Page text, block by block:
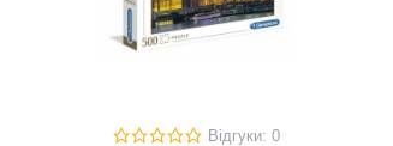
Відгуки: 0